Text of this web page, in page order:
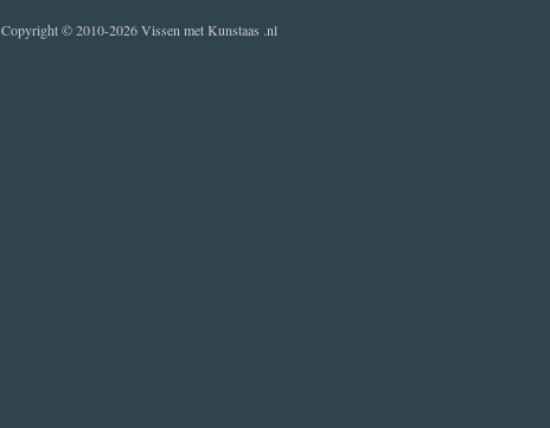
Copyright © 2010-2026 Vissen met Kunstaas .nl